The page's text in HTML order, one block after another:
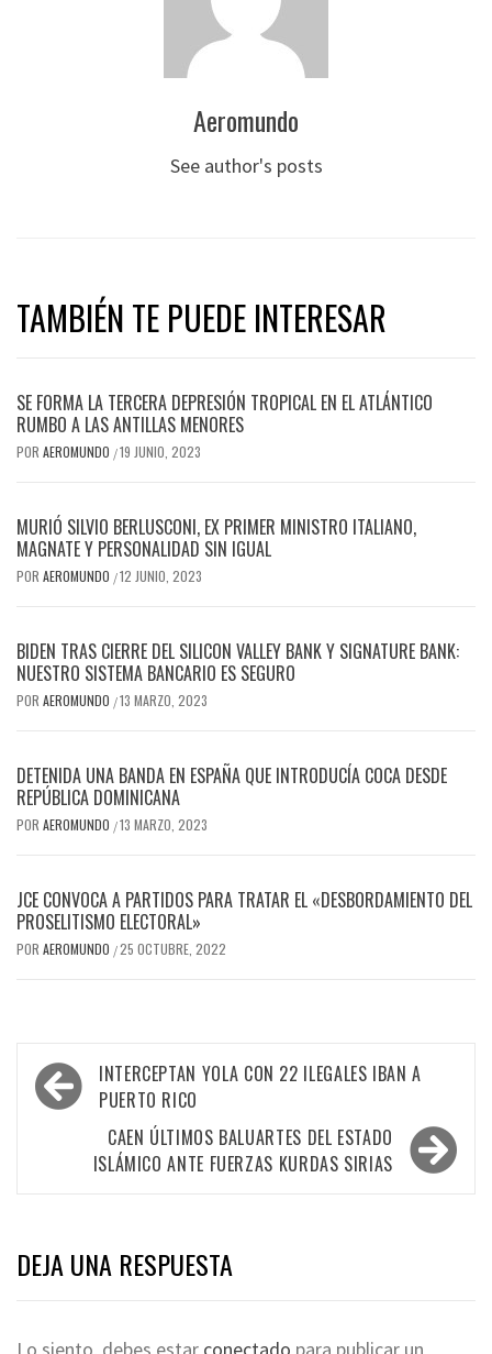
Aeromundo
See author's posts
TAMBIÉN TE PUEDE INTERESAR
SE FORMA LA TERCERA DEPRESIÓN TROPICAL EN EL ATLÁNTICO
RUMBO A LAS ANTILLAS MENORES
POR AEROMUNDO /19 JUNIO, 2023
MURIÓ SILVIO BERLUSCONI, EX PRIMER MINISTRO ITALIANO,
MAGNATE Y PERSONALIDAD SIN IGUAL
POR AEROMUNDO /12 JUNIO, 2023
BIDEN TRAS CIERRE DEL SILICON VALLEY BANK Y SIGNATURE BANK:
NUESTRO SISTEMA BANCARIO ES SEGURO
POR AEROMUNDO /13 MARZO, 2023
DETENIDA UNA BANDA EN ESPAÑA QUE INTRODUCÍA COCA DESDE
REPÚBLICA DOMINICANA
POR AEROMUNDO /13 MARZO, 2023
JCE CONVOCA A PARTIDOS PARA TRATAR EL «DESBORDAMIENTO DEL
PROSELITISMO ELECTORAL»
POR AEROMUNDO /25 OCTUBRE, 2022
Navegación
de
entradas
INTERCEPTAN YOLA CON 22 ILEGALES IBAN A
PUERTO RICO
CAEN ÚLTIMOS BALUARTES DEL ESTADO
ISLÁMICO ANTE FUERZAS KURDAS SIRIAS
DEJA UNA RESPUESTA
Lo siento, debes estar conectado para publicar un